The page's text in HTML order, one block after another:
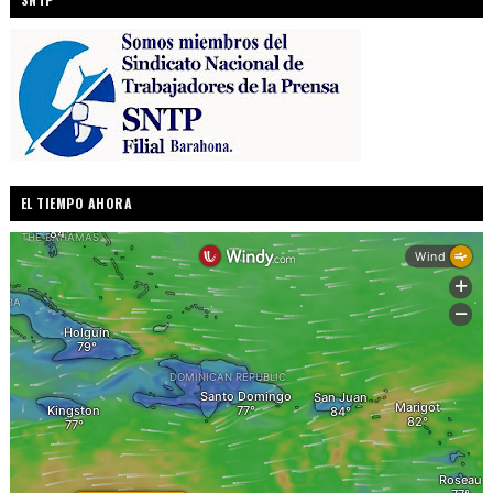
EL TIEMPO AHORA